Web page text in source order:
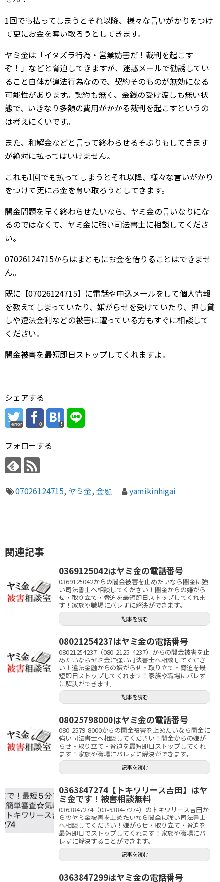
1回でも払ってしまうとそれ以降、様々な言いがかりをつけ
て更にお金を奪い取ろうとしてきます。
ヤミ金は「イタズラ行為・営業妨害だ！裁判を起こす
ぞ！」などと脅迫してきますが、迷惑メールで勧誘してい
ること自体が違法行為なので、契約そのものが無効になる
可能性があります。契約も無く、金銭の受け渡しも無い状
態で、いきなり多額の費用がかかる裁判を起こすというの
は考えにくいです。
また、和解金などと言って終わらせるそぶりもしてきます
が絶対に払ってはいけません。
これも1回でも払ってしまうとそれ以降、様々な言いがかり
をつけて更にお金を奪い取ろうとしてきます。
闇金問題を早く終わらせたいなら、ヤミ金の言いなりにな
るのではなくて、ヤミ金に強い司法書士に相談してくださ
い。
07026124715からはまともにお金を借りることはできませ
ん。
既に【07026124715】に電話や申込メールをして個人情報
を教えてしまっていたり、嫌がらせを受けていたり、押し貸
しや違法金利などの被害に遭っている方もすぐに相談して
ください。
闇金被害を最短即日ストップしてくれますよ。
シェアする
error 0
フォローする
07026124715, ヤミ金, 金融 yamikinhigai
関連記事
0369125042はヤミ金の電話番号
0369125042からの闇金被害を止めたいなら闇金に強
い司法書士へ相談してください！闇金からの嫌がら
せ・取り立て・脅迫を最短即日ストップしてくれま
す！家族や職場にバレずに解決ができます。
記事を読む
08021254237はヤミ金の電話番号
08021254237（080-2125-4237）からの闇金被害を止
めたいならヤミ金に強い司法書士へ相談してくださ
い！違法金融からの嫌がらせ・取り立て・脅迫を最
短即日ストップしてくれます！家族や職場にバレず
に解決ができます。
記事を読む
08025798000はヤミ金の電話番号
080-2579-8000からの闇金被害を止めたいなら闇金に
強い司法書士へ相談してください！闇金からの嫌が
らせ・取り立て・脅迫を最短即日ストップしてくれ
ます！家族や職場にバレずに解決ができます。
記事を読む
0363847274【トキワリース吉田】はヤ
ミ金です！被害相談無料
0363847274（03-6384-7274）のトキワリース吉田か
らのヤミ金被害を止めたいなら闇金に強い司法書士
へ相談してください！嫌がらせ・取り立て・脅迫を
最短即日でストップしてくれます！家族や職場にバ
レずに解決することができます。
記事を読む
0363847299はヤミ金の電話番号